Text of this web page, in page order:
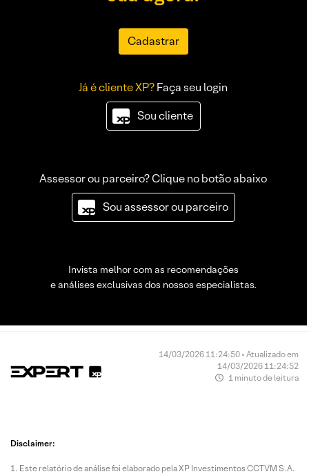
Cadastrar
Já é cliente XP?Faça seu login
Sou cliente
Assessor ou parceiro? Clique no botão abaixo
Sou assessor ou parceiro
Invista melhor com as recomendações
e análises exclusivas dos nossos especialistas.
14/03/2026 11:24:50 • Atualizado em
14/03/2026 11:24:52
1 minuto de leitura
Disclaimer:
Este relatório de análise foi elaborado pela XP Investimentos CCTVM S.A.